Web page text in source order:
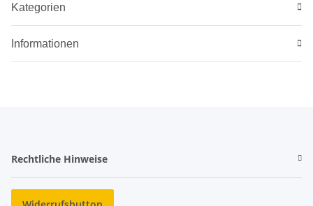
Kategorien
Informationen
Rechtliche Hinweise